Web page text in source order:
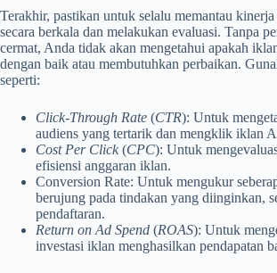
Terakhir, pastikan untuk selalu memantau
secara berkala dan melakukan evaluasi. Tanpa
cermat, Anda tidak akan mengetahui apakah
dengan baik atau membutuhkan perbaikan.
seperti:
Click-Through Rate (CTR): Untuk
audiens yang tertarik dan mengklik iklan
Cost Per Click (CPC): Untuk
efisiensi anggaran iklan.
Conversion Rate: Untuk mengukur
berujung pada tindakan yang diinginkan,
pendaftaran.
Return on Ad Spend (ROAS): Untuk
investasi iklan menghasilkan pendapatan